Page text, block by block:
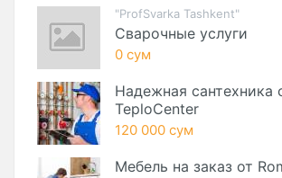
"ProfSvarka Tashkent"
Сварочные услуги
0 сум
Надежная сантехника
TeploCenter
120 000 сум
Мебель на заказ от